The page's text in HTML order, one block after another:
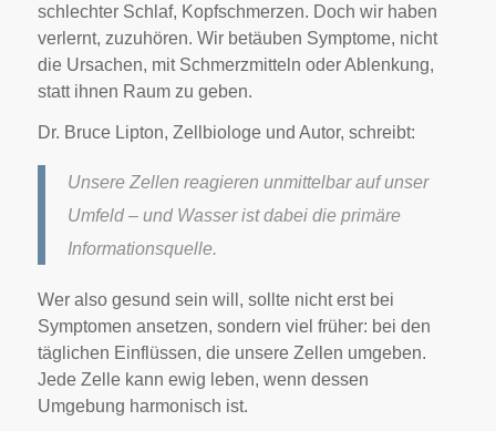
schlechter Schlaf, Kopfschmerzen. Doch wir haben
verlernt, zuzuhören. Wir betäuben Symptome, nicht
die Ursachen, mit Schmerzmitteln oder Ablenkung,
statt ihnen Raum zu geben.
Dr. Bruce Lipton, Zellbiologe und Autor, schreibt:
Unsere Zellen reagieren unmittelbar auf unser
Umfeld – und Wasser ist dabei die primäre
Informationsquelle.
Wer also gesund sein will, sollte nicht erst bei
Symptomen ansetzen, sondern viel früher: bei den
täglichen Einflüssen, die unsere Zellen umgeben.
Jede Zelle kann ewig leben, wenn dessen
Umgebung harmonisch ist.